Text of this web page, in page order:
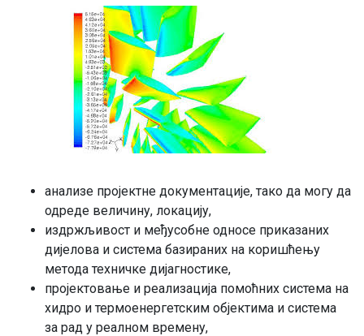
анализе пројектне документације, тако да могу да
одреде величину, локацију,
издржљивост и међусобне односе приказаних
дијелова и система базираних на коришћењу
метода техничке дијагностике,
пројектовање и реализација помоћних система на
хидро и термоенергетским објектима и система
за рад у реалном времену,